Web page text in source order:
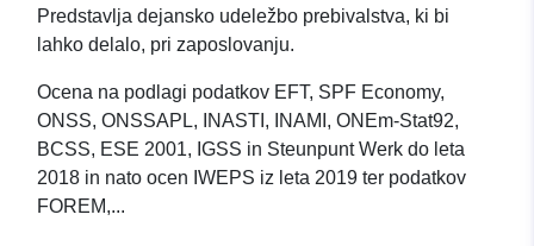
Predstavlja dejansko udeležbo prebivalstva, ki bi
lahko delalo, pri zaposlovanju.
Ocena na podlagi podatkov EFT, SPF Economy,
ONSS, ONSSAPL, INASTI, INAMI, ONEm-Stat92,
BCSS, ESE 2001, IGSS in Steunpunt Werk do leta
2018 in nato ocen IWEPS iz leta 2019 ter podatkov
FOREM,...